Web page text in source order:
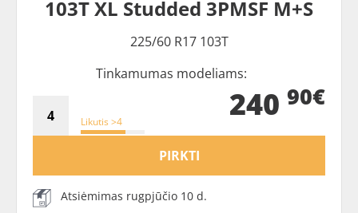
103T XL Studded 3PMSF M+S
225/60 R17 103T
Tinkamumas modeliams:
Likutis >4 240 90€
PIRKTI
Atsiėmimas rugpjūčio 10 d.